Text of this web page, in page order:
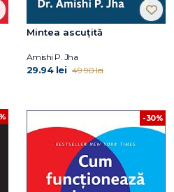
Mintea ascuțită
Amishi P. Jha
29.94 lei 49.90 lei
-30%